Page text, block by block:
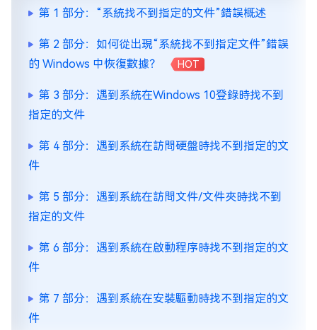
第 1 部分：“系統找不到指定的文件”錯誤概述
第 2 部分：如何從出現“系統找不到指定文件”錯誤
的 Windows 中恢復數據？
HOT
第 3 部分：遇到系統在Windows 10登錄時找不到
指定的文件
第 4 部分：遇到系統在訪問硬盤時找不到指定的文
件
第 5 部分：遇到系統在訪問文件/文件夾時找不到
指定的文件
第 6 部分：遇到系統在啟動程序時找不到指定的文
件
第 7 部分：遇到系統在安裝驅動時找不到指定的文
件